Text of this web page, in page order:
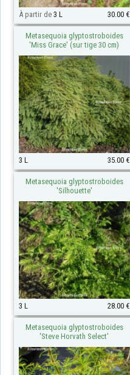
À partir de 3 L 30.00 €
Metasequoia glyptostroboides
'Miss Grace' (sur tige 30 cm)
3 L 35.00 €
Metasequoia glyptostroboides
'Silhouette'
3 L 28.00 €
Metasequoia glyptostroboides
'Steve Horvath Select'